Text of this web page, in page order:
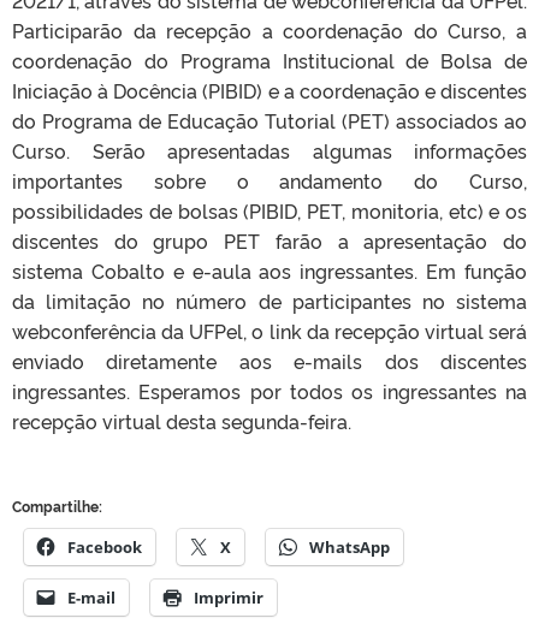
Participarão da recepção a coordenação do Curso, a
coordenação do Programa Institucional de Bolsa de
Iniciação à Docência (PIBID) e a coordenação e discentes
do Programa de Educação Tutorial (PET) associados ao
Curso. Serão apresentadas algumas informações
importantes sobre o andamento do Curso,
possibilidades de bolsas (PIBID, PET, monitoria, etc) e os
discentes do grupo PET farão a apresentação do
sistema Cobalto e e-aula aos ingressantes. Em função
da limitação no número de participantes no sistema
webconferência da UFPel, o link da recepção virtual será
enviado diretamente aos e-mails dos discentes
ingressantes. Esperamos por todos os ingressantes na
recepção virtual desta segunda-feira.
Compartilhe:
Facebook X WhatsApp
E-mail Imprimir